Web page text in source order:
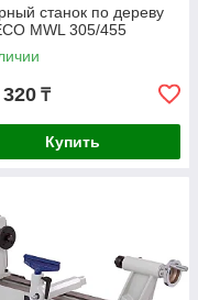
станок по дереву
MWL 305/455
₸
Купить